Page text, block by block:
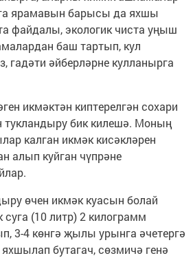
ярамавын барысы да яхшы
файдалы, экологик чиста уңыш
баш тартып, кул
гадәти әйберләрне кулланырга
икмәктән киптерелгән сохари
тукландыру бик килешә. Моның
калган икмәк кисәкләрен
алып куйган чүпрәне
өчен икмәк куасын болай
суга (10 литр) 2 килограмм
3-4 көнгә җылы урынга әчетергә
бутагач, сөзмичә генә